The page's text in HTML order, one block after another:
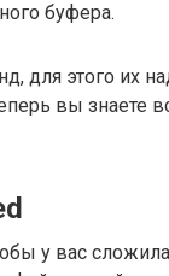
буфера.
для этого их
вы знаете
у вас